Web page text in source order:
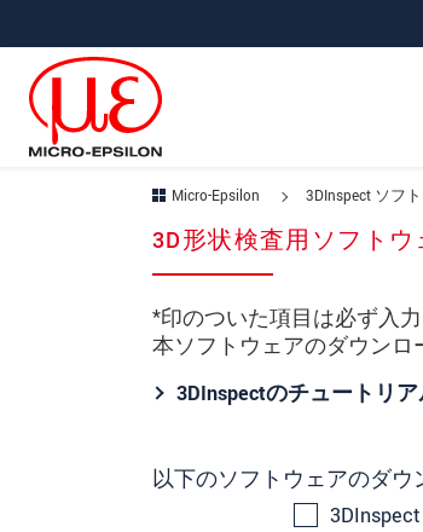
Micro-Epsilon 3DInspect ソフ
3D形状検査用ソフト
*印のついた項目は必ず入力
本ソフトウェアのダウンロ
3DInspectのチュートリ
以下のソフトウェアのダ